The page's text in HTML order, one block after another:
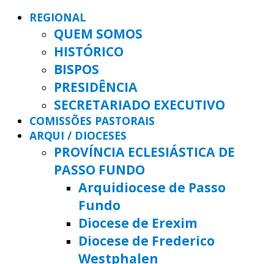
REGIONAL
QUEM SOMOS
HISTÓRICO
BISPOS
PRESIDÊNCIA
SECRETARIADO EXECUTIVO
COMISSÕES PASTORAIS
ARQUI / DIOCESES
PROVÍNCIA ECLESIÁSTICA DE
PASSO FUNDO
Arquidiocese de Passo
Fundo
Diocese de Erexim
Diocese de Frederico
Westphalen